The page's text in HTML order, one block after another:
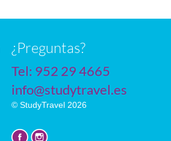
¿Preguntas?
Tel: 952 29 4665
info@studytravel.es
© StudyTravel 2026